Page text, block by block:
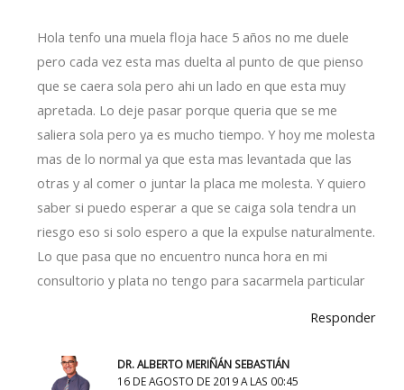
Hola tenfo una muela floja hace 5 años no me duele
pero cada vez esta mas duelta al punto de que pienso
que se caera sola pero ahi un lado en que esta muy
apretada. Lo deje pasar porque queria que se me
saliera sola pero ya es mucho tiempo. Y hoy me molesta
mas de lo normal ya que esta mas levantada que las
otras y al comer o juntar la placa me molesta. Y quiero
saber si puedo esperar a que se caiga sola tendra un
riesgo eso si solo espero a que la expulse naturalmente.
Lo que pasa que no encuentro nunca hora en mi
consultorio y plata no tengo para sacarmela particular
Responder
DR. ALBERTO MERIÑÁN SEBASTIÁN
16 DE AGOSTO DE 2019 A LAS 00:45